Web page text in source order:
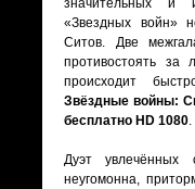
значительных и
«Звездных войн»
Ситов. Две
противостоять за
происходит
Звёздные войны:
бесплатно HD 1080.
Дуэт увлечённых
неугомонна,